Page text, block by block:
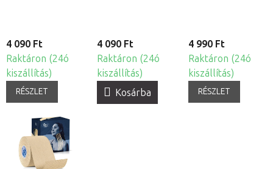
4 090 Ft
Raktáron (24ó
kiszállítás)
RÉSZLET
4 090 Ft
Raktáron (24ó
kiszállítás)
Kosárba
4 990 Ft
Raktáron (24ó
kiszállítás)
RÉSZLET